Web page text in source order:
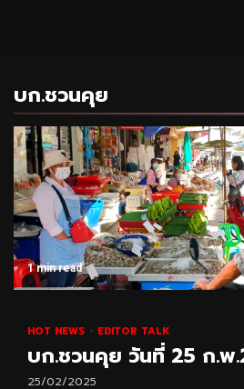
บก.ชวนคุย
1 min read
HOT NEWS EDITOR TALK
บก.ชวนคุย วันที่ 25 ก.พ
25/02/2025